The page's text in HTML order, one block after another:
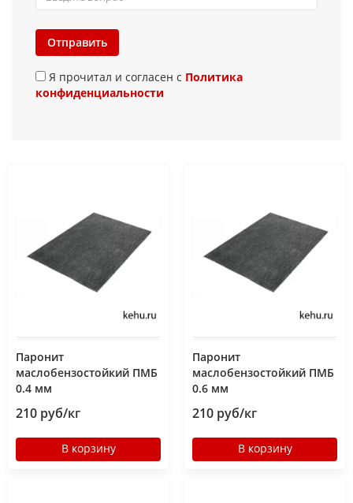
Отправить
Я прочитал и согласен с Политика
конфиденциальности
Паронит
маслобензостойкий ПМБ
0.4 мм
210 руб/кг
В корзину
Паронит
маслобензостойкий ПМБ
0.6 мм
210 руб/кг
В корзину